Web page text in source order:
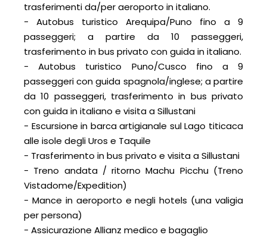
trasferimenti da/per aeroporto in italiano.
- Autobus turistico Arequipa/Puno fino a 9
passeggeri; a partire da 10 passeggeri,
trasferimento in bus privato con guida in italiano.
- Autobus turistico Puno/Cusco fino a 9
passeggeri con guida spagnola/inglese; a partire
da 10 passeggeri, trasferimento in bus privato
con guida in italiano e visita a Sillustani
- Escursione in barca artigianale sul Lago titicaca
alle isole degli Uros e Taquile
- Trasferimento in bus privato e visita a Sillustani
- Treno andata / ritorno Machu Picchu (Treno
Vistadome/Expedition)
- Mance in aeroporto e negli hotels (una valigia
per persona)
- Assicurazione Allianz medico e bagaglio